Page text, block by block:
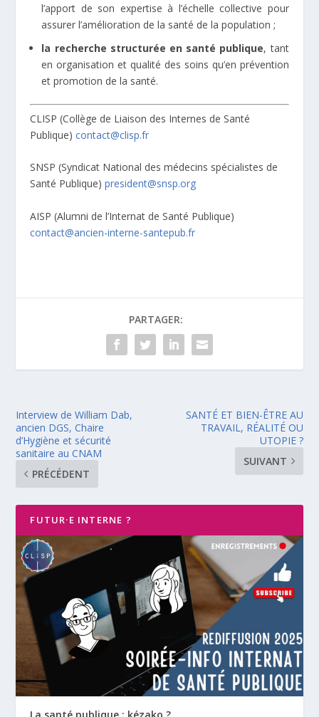
l’apport de son expertise à l’échelle collective pour
assurer l’amélioration de la santé de la population ;
la recherche structurée en santé publique, tant
en organisation et qualité des soins qu’en prévention
et promotion de la santé.
CLISP (Collège de Liaison des Internes de Santé
Publique)contact@clisp.fr
SNSP (Syndicat National des médecins spécialistes de
Santé Publique)president@snsp.org
AISP (Alumni de l’Internat de Santé Publique)
contact@ancien-interne-santepub.fr
PARTAGER:
Interview de William Dab,
ancien DGS, Chaire
d’Hygiène et sécurité
sanitaire au CNAM
PRÉCÉDENT
SANTÉ ET BIEN-ÊTRE AU
TRAVAIL, RÉALITÉ OU
UTOPIE ?
SUIVANT
FUTUR·E INTERNE ?